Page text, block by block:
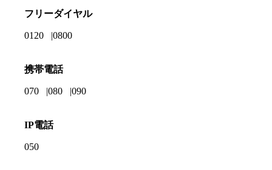
フリーダイヤル
0120 0800
携帯電話
070 080 090
IP電話
050